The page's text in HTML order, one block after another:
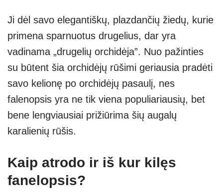
Ji dėl savo elegantiškų, plazdančių žiedų, kurie
primena sparnuotus drugelius, dar yra
vadinama „drugelių orchidėja”. Nuo pažinties
su būtent šia orchidėjų rūšimi geriausia pradėti
savo kelionę po orchidėjų pasaulį, nes
falenopsis yra ne tik viena populiariausių, bet
bene lengviausiai prižiūrima šių augalų
karalienių rūšis.
Kaip atrodo ir iš kur kilęs
fanelopsis?